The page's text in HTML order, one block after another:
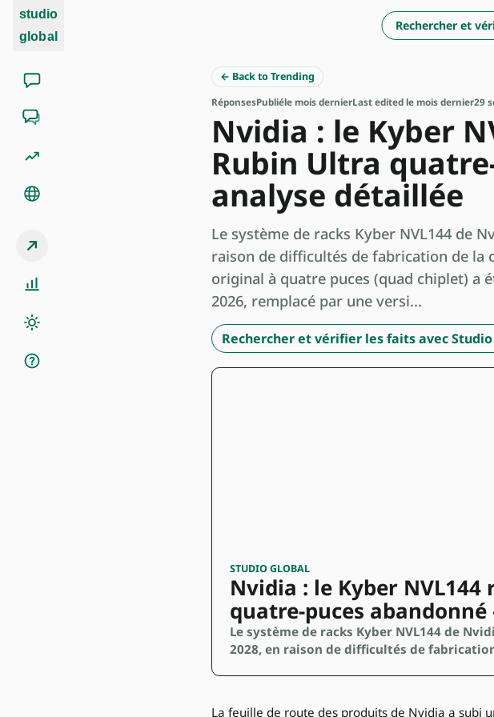
studio
global
Rechercher et
← Back to Trending
RéponsesPubliéle mois dernierLast edited le mois dernier29
Nvidia : le Kyber
Rubin Ultra
analyse détaillée
Le système de racks Kyber NVL144 de
raison de difficultés de fabrication de la
original à quatre puces (quad chiplet) a
2026, remplacé par une versi...
Rechercher et vérifier les faits avec
STUDIO GLOBAL
Nvidia : le Kyber NVL144
quatre-puces
Le système de racks Kyber NVL144 de
2028, en raison de difficultés de
La feuille de route des produits de Nvidia a subi